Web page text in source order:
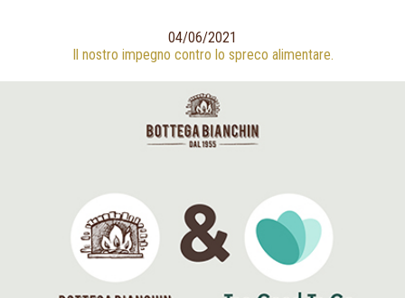
04/06/2021
Il nostro impegno contro lo spreco alimentare.